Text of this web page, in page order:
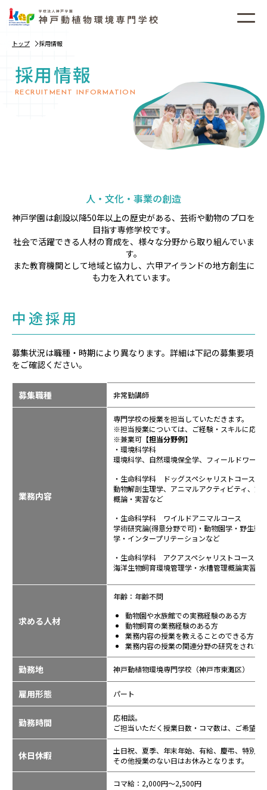
トップ 採用情報
採用情報
RECRUITMENT INFORMATION
人・文化・事業の創造
神戸学園は創設以降50年以上の歴史がある、芸術や動物のプロを
目指す専修学校です。
社会で活躍できる人材の育成を、様々な分野から取り組んでいま
す。
また教育機関として地域と協力し、六甲アイランドの地方創生に
も力を入れています。
中途採用
募集状況は職種・時期により異なります。詳細は下記の募集要項
をご確認ください。
募集職種 非常勤講師
業務内容
専門学校の授業を担当していただきます。
※担当授業については、ご経験・スキルに応じ
※兼業可 【担当分野例】
・環境科学科
環境科学、自然環境保全学、フィールドワーク
・生命科学科 ドッグスペシャリストコース
動物解剖生理学、アニマルアクティビティ、
概論・実習など
・生命科学科 ワイルドアニマルコース
学術研究論(得意分野で可)・動物園学・野生動
学・インタープリテーションなど
・生命科学科 アクアスペシャリストコース
海洋生物飼育環境管理学・水槽管理概論実習
求める人材
年齢：年齢不問
動物園や水族館での実務経験のある方
動物飼育の業務経験のある方
業務内容の授業を教えることのできる方
業務内容の授業の関連分野の研究をされて
勤務地 神戸動植物環境専門学校（神戸市東灘区）
雇用形態 パート
勤務時間
応相談。
ご担当いただく授業日数・コマ数は、ご希望
休日休暇
土日祝、夏季、年末年始、有給、慶弔、特別休
その他授業のない日はお休みとなります。
コマ給：2,000円～2,500円